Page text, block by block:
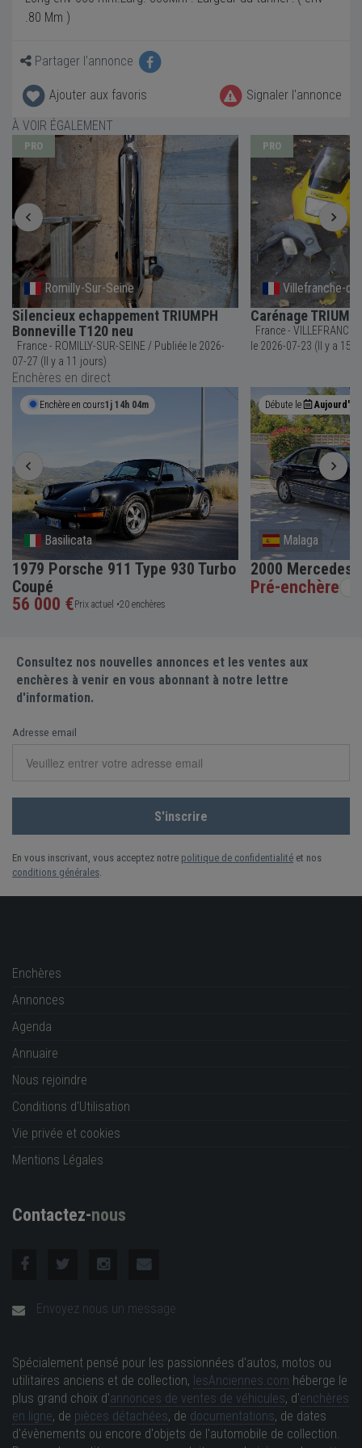
.80 Mm )
Partager l'annonce
Ajouter aux favoris
Signaler l'annonce
À VOIR ÉGALEMENT
PRO
Romilly-Sur-Seine
Silencieux echappement TRIUMPH
Bonneville T120 neu
France - ROMILLY-SUR-SEINE / Publiée le 2026-
07-27 (Il y a 11 jours)
PRO
Villefranche-
Carénage
France - VILLEFRANCHE-
le 2026-07-23 (Il y a 15
Enchères en direct
Enchère en cours1j 14h 04m
Basilicata
1979 Porsche 911 Type 930 Turbo
Coupé
56 000 € Prix actuel •20 enchères
Débute le Aujourd'hui
Malaga
2000 Mercedes-
Pré-enchère
Consultez nos nouvelles annonces et les ventes aux
enchères à venir en vous abonnant à notre lettre
d'information.
Adresse email
En vous inscrivant, vous acceptez notre politique de confidentialité et nos
conditions générales.
Enchères
Annonces
Agenda
Annuaire
Nous rejoindre
Conditions d'Utilisation
Vie privée et cookies
Mentions Légales
Contactez-nous
Envoyez nous un message
Spécialement pensé pour les passionnées d'autos, motos ou
utilitaires anciens et de collection, lesAnciennes.com héberge le
plus grand choix d'annonces de ventes de véhicules, d'enchères
en ligne, de pièces détachées, de documentations, de dates
d'évènements ou encore d'objets de l'automobile de collection.